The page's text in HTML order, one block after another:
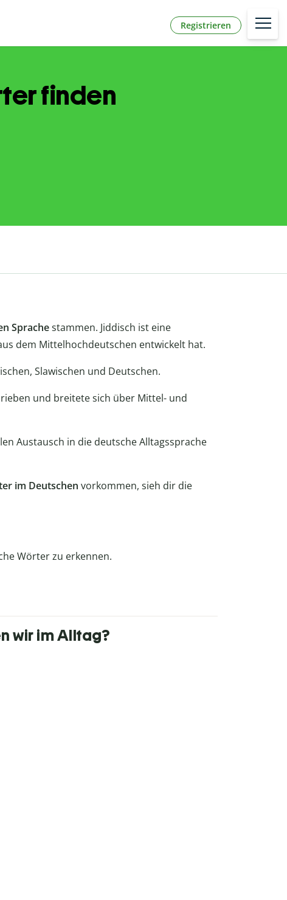
Registrieren
finden
Sprachestammen. Jiddisch ist eine
dem Mittelhochdeutschen entwickelt hat.
Slawischen und Deutschen.
und breitete sich über Mittel- und
Austausch in die deutsche Alltagssprache
im Deutschen vorkommen, sieh dir die
Wörter zu erkennen.
wir im Alltag?